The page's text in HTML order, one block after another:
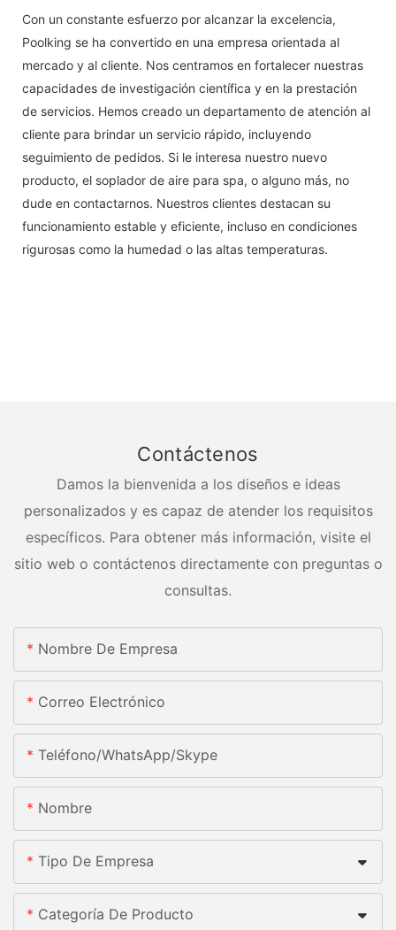
Con un constante esfuerzo por alcanzar la excelencia,
Poolking se ha convertido en una empresa orientada al
mercado y al cliente. Nos centramos en fortalecer nuestras
capacidades de investigación científica y en la prestación
de servicios. Hemos creado un departamento de atención al
cliente para brindar un servicio rápido, incluyendo
seguimiento de pedidos. Si le interesa nuestro nuevo
producto, el soplador de aire para spa, o alguno más, no
dude en contactarnos. Nuestros clientes destacan su
funcionamiento estable y eficiente, incluso en condiciones
rigurosas como la humedad o las altas temperaturas.
Contáctenos
Damos la bienvenida a los diseños e ideas
personalizados y es capaz de atender los requisitos
específicos. Para obtener más información, visite el
sitio web o contáctenos directamente con preguntas o
consultas.
Nombre De Empresa
Correo Electrónico
Teléfono/WhatsApp/Skype
Nombre
Tipo De Empresa
Categoría De Producto